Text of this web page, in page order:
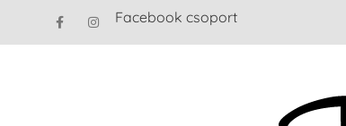
Facebook csoport